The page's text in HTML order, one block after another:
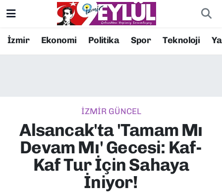
İzmir Ekonomi Politika Spor Teknoloji
İZMİR GÜNCEL
Alsancak'ta 'Tamam Mı
Devam Mı' Gecesi: Kaf-
Kaf Tur İçin Sahaya
İniyor!
Resmi İlanlar
EKONOMİ
KÜLTÜR SANAT
Konak Nöbetçi Eczaneler
Süper Lig Puan Durumu ve Fikstür
Tüm Manşetler
Son Dakika Haberleri